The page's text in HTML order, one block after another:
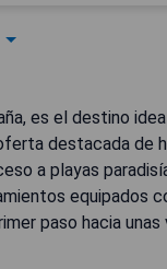
es el destino
destacada de
a playas
equipados
paso hacia unas